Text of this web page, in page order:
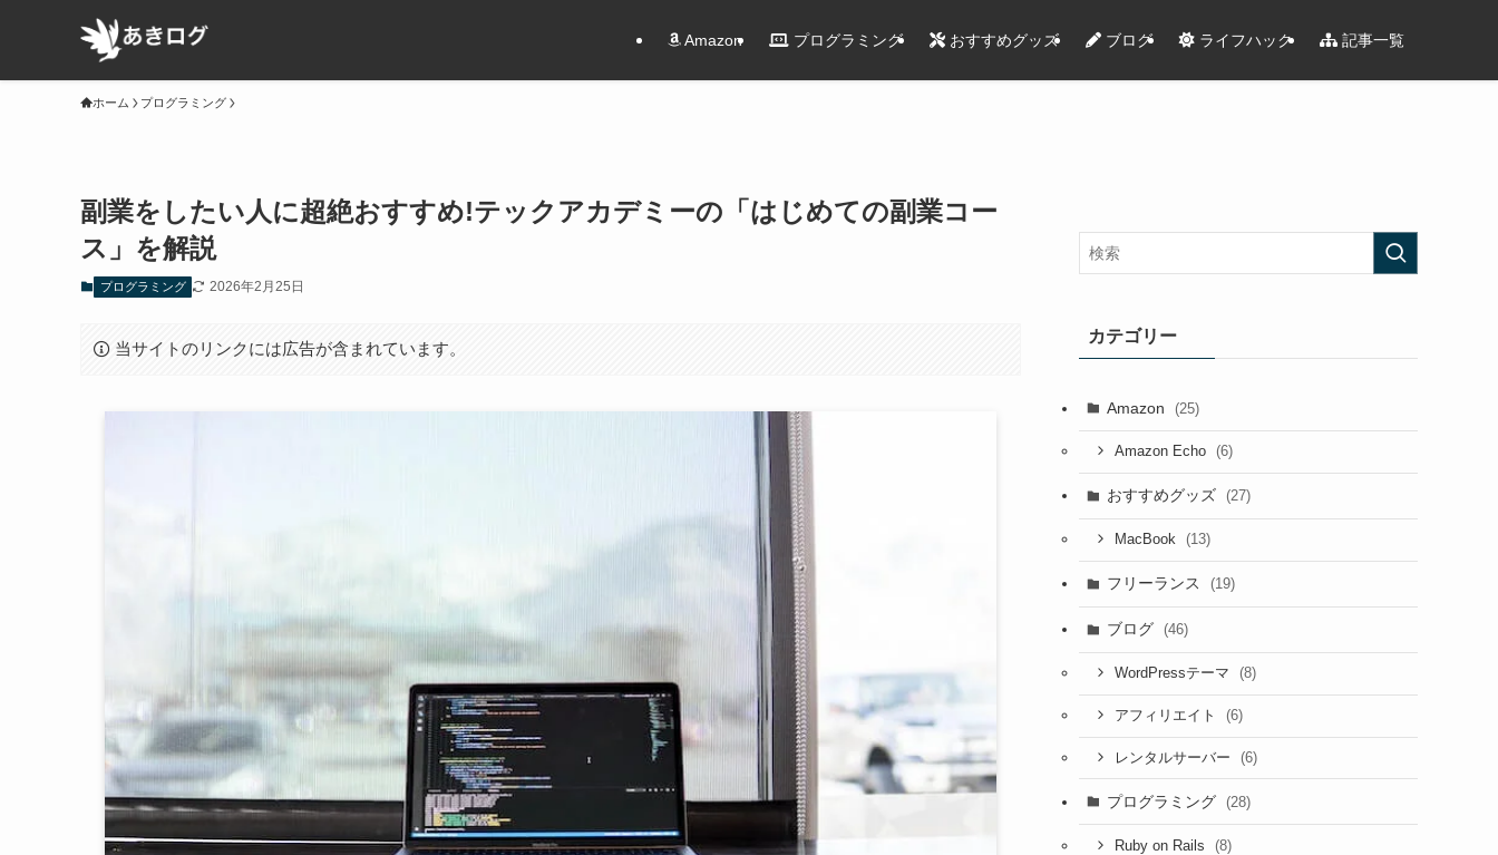
Amazon プログラミング おすすめグッズ ブログ ライフハック 記事一覧
ホーム プログラミング
副業をしたい人に超絶おすすめ!テックアカデミーの「はじめての副業コー
ス」を解説
プログラミング 2026年2月25日
当サイトのリンクには広告が含まれています。
カテゴリー
Amazon (25)
Amazon Echo (6)
おすすめグッズ (27)
MacBook (13)
フリーランス (19)
ブログ (46)
WordPressテーマ (8)
アフィリエイト (6)
レンタルサーバー (6)
プログラミング (28)
Ruby on Rails (8)